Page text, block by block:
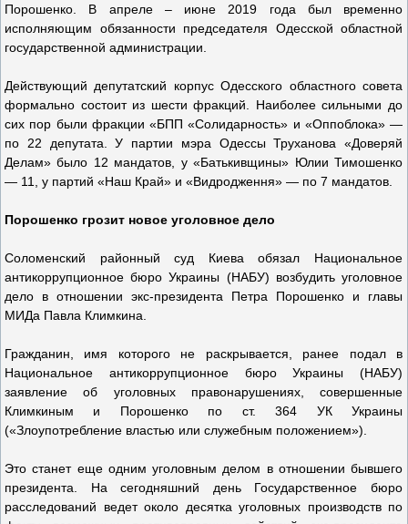
Порошенко. В апреле – июне 2019 года был временно
исполняющим обязанности председателя Одесской областной
государственной администрации.
Действующий депутатский корпус Одесского областного совета
формально состоит из шести фракций. Наиболее сильными до
сих пор были фракции «БПП «Солидарность» и «Оппоблока» —
по 22 депутата. У партии мэра Одессы Труханова «Доверяй
Делам» было 12 мандатов, у «Батькивщины» Юлии Тимошенко
— 11, у партий «Наш Край» и «Видродження» — по 7 мандатов.
Порошенко грозит новое уголовное дело
Соломенский районный суд Киева обязал Национальное
антикоррупционное бюро Украины (НАБУ) возбудить уголовное
дело в отношении экс-президента Петра Порошенко и главы
МИДа Павла Климкина.
Гражданин, имя которого не раскрывается, ранее подал в
Национальное антикоррупционное бюро Украины (НАБУ)
заявление об уголовных правонарушениях, совершенные
Климкиным и Порошенко по ст. 364 УК Украины
(«Злоупотребление властью или служебным положением»).
Это станет еще одним уголовным делом в отношении бывшего
президента. На сегодняшний день Государственное бюро
расследований ведет около десятка уголовных производств по